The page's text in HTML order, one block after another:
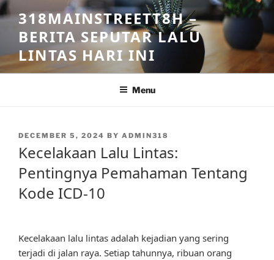
Skip
to
content
318MAINSTREETT8H –
BERITA SEPUTAR LALU
LINTAS HARI INI
Menu
POSTED
DECEMBER 5, 2024 BY ADMIN318
Kecelakaan Lalu Lintas:
Pentingnya Pemahaman Tentang
Kode ICD-10
Kecelakaan lalu lintas adalah kejadian yang sering
terjadi di jalan raya. Setiap tahunnya, ribuan orang